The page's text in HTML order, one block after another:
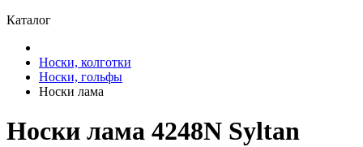
Каталог
Носки, колготки
Носки, гольфы
Носки лама
Носки лама 4248N Syltan